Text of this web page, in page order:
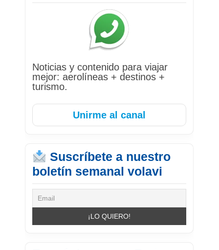
Noticias y contenido para viajar
mejor: aerolíneas + destinos +
turismo.
Unirme al canal
Suscríbete a nuestro
boletín semanal volavi